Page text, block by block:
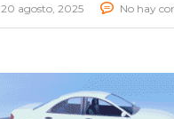
20 agosto, 2025 No hay